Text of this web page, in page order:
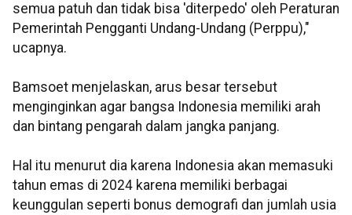
semua patuh dan tidak bisa 'diterpedo' oleh Peraturan
Pemerintah Pengganti Undang-Undang (Perppu),"
ucapnya.
Bamsoet menjelaskan, arus besar tersebut
menginginkan agar bangsa Indonesia memiliki arah
dan bintang pengarah dalam jangka panjang.
Hal itu menurut dia karena Indonesia akan memasuki
tahun emas di 2024 karena memiliki berbagai
keunggulan seperti bonus demografi dan jumlah usia